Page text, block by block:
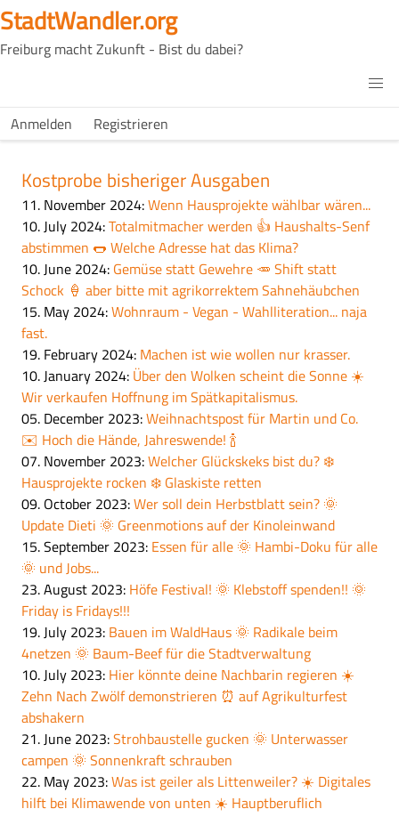
Skip
to
main
StadtWandler.org
Freiburg macht Zukunft - Bist du dabei?
Main
H4C
USER
Anmelden Registrieren
Kostprobe bisheriger Ausgaben
11. November 2024:Wenn Hausprojekte wählbar wären...
10. July 2024:Totalmitmacher werden 👍 Haushalts-Senf
abstimmen 🌭 Welche Adresse hat das Klima?
10. June 2024: Gemüse statt Gewehre 🥕 Shift statt
Schock 🍦 aber bitte mit agrikorrektem Sahnehäubchen
15. May 2024:Wohnraum - Vegan - Wahlliteration... naja
fast.
19. February 2024: Machen ist wie wollen nur krasser.
10. January 2024: Über den Wolken scheint die Sonne ☀️
Wir verkaufen Hoffnung im Spätkapitalismus.
05. December 2023:Weihnachtspost für Martin und Co.
✉️ Hoch die Hände, Jahreswende! 🍾
07. November 2023:Welcher Glückskeks bist du? ❄️
Hausprojekte rocken ❄️ Glaskiste retten
09. October 2023:Wer soll dein Herbstblatt sein? 🌞
Update Dieti 🌞 Greenmotions auf der Kinoleinwand
15. September 2023: Essen für alle 🌞 Hambi-Doku für alle
🌞 und Jobs...
23. August 2023: Höfe Festival! 🌞 Klebstoff spenden!! 🌞
Friday is Fridays!!!
19. July 2023: Bauen im WaldHaus 🌞 Radikale beim
4netzen 🌞 Baum-Beef für die Stadtverwaltung
10. July 2023: Hier könnte deine Nachbarin regieren ☀️
Zehn Nach Zwölf demonstrieren ⏰ auf Agrikulturfest
abshakern
21. June 2023:Strohbaustelle gucken 🌞 Unterwasser
campen 🌞 Sonnenkraft schrauben
22. May 2023:Was ist geiler als Littenweiler? ☀️ Digitales
hilft bei Klimawende von unten ☀️ Hauptberuflich